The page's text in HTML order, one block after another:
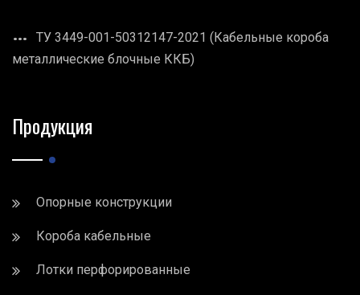
ТУ 3449-001-50312147-2021 (Кабельные короба
металлические блочные ККБ)
Продукция
Опорные конструкции
Короба кабельные
Лотки перфорированные